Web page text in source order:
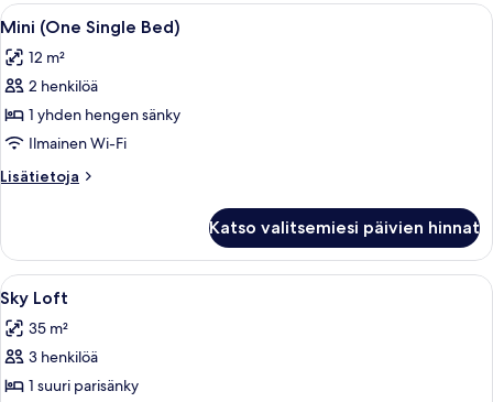
Avaa
kaikki
huonetyypin
Mini
(One
Single
Bed)
kuvat
Hotellihuone, jossa on sänky,
6
Mini (One Single Bed)
12 m²
2 henkilöä
1 yhden hengen sänky
Ilmainen Wi-Fi
Lisätietoja
Lisätietoja
Single
Bed)
Katso valitsemiesi päivien hinnat
Avaa
kaikki
huonetyypin
Sky
Loft
Sky Loft | Allergiatestatut
5
Sky Loft
35 m²
3 henkilöä
1 suuri parisänky